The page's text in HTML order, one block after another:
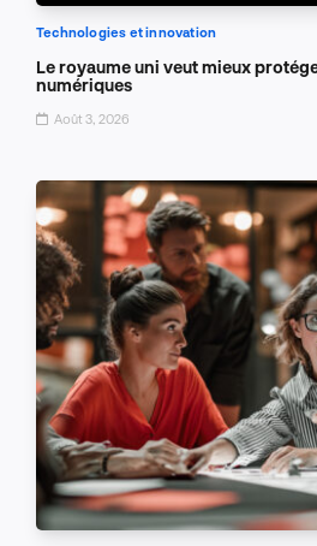
Technologies et innovation
Le royaume uni veut mieux
numériques
Août 3, 2026